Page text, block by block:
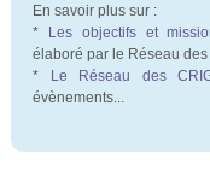
En savoir plus sur :
* Les objectifs et
élaboré par le Réseau des
*
Le Réseau des
évènements...